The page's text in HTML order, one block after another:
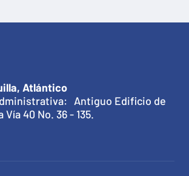
Atlántico
Antiguo Edificio de
Vía 40 No. 36 - 135.